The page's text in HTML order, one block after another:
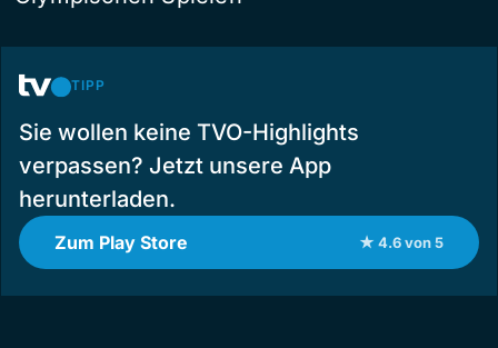
TIPP
Sie wollen keine TVO-Highlights
verpassen? Jetzt unsere App
herunterladen.
Zum Play Store ★ 4.6 von 5